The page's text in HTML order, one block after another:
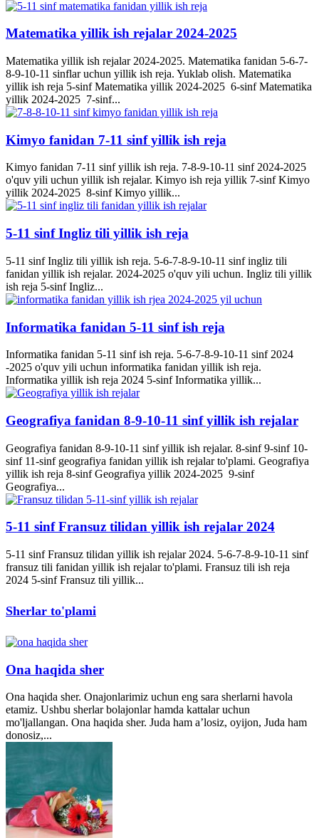
Matematika yillik ish rejalar 2024-2025
Matematika yillik ish rejalar 2024-2025. Matematika fanidan 5-6-7-
8-9-10-11 sinflar uchun yillik ish reja. Yuklab olish. Matematika
yillik ish reja 5-sinf Matematika yillik 2024-2025 6-sinf Matematika
yillik 2024-2025 7-sinf...
Kimyo fanidan 7-11 sinf yillik ish reja
Kimyo fanidan 7-11 sinf yillik ish reja. 7-8-9-10-11 sinf 2024-2025
o'quv yili uchun yillik ish rejalar. Kimyo ish reja yillik 7-sinf Kimyo
yillik 2024-2025 8-sinf Kimyo yillik...
5-11 sinf Ingliz tili yillik ish reja
5-11 sinf Ingliz tili yillik ish reja. 5-6-7-8-9-10-11 sinf ingliz tili
fanidan yillik ish rejalar. 2024-2025 o'quv yili uchun. Ingliz tili yillik
ish reja 5-sinf Ingliz...
Informatika fanidan 5-11 sinf ish reja
Informatika fanidan 5-11 sinf ish reja. 5-6-7-8-9-10-11 sinf 2024
-2025 o'quv yili uchun informatika fanidan yillik ish reja.
Informatika yillik ish reja 2024 5-sinf Informatika yillik...
Geografiya fanidan 8-9-10-11 sinf yillik ish rejalar
Geografiya fanidan 8-9-10-11 sinf yillik ish rejalar. 8-sinf 9-sinf 10-
sinf 11-sinf geografiya fanidan yillik ish rejalar to'plami. Geografiya
yillik ish reja 8-sinf Geografiya yillik 2024-2025 9-sinf
Geografiya...
5-11 sinf Fransuz tilidan yillik ish rejalar 2024
5-11 sinf Fransuz tilidan yillik ish rejalar 2024. 5-6-7-8-9-10-11 sinf
fransuz tili fanidan yillik ish rejalar to'plami. Fransuz tili ish reja
2024 5-sinf Fransuz tili yillik...
Sherlar to'plami
Ona haqida sher
Ona haqida sher. Onajonlarimiz uchun eng sara sherlarni havola
etamiz. Ushbu sherlar bolajonlar hamda kattalar uchun
mo'ljallangan. Ona haqida sher. Juda ham a’losiz, oyijon, Juda ham
donosiz,...